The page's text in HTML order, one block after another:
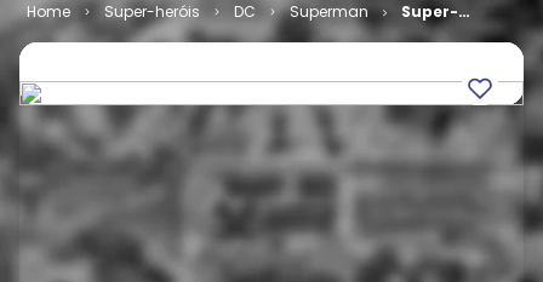
Super-heróis DC Superman
Super-
Homem - 2ª